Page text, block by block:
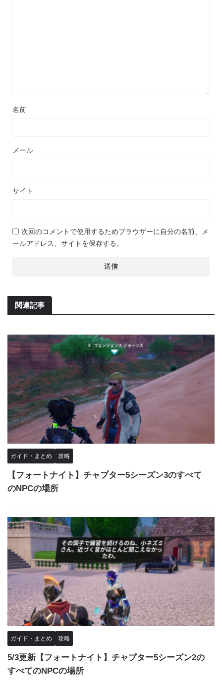
名前
メール
サイト
次回のコメントで使用するためブラウザーに自分の名前、メ
ールアドレス、サイトを保存する。
関連記事
ガイド・まとめ 攻略
【フォートナイト】チャプター5シーズン3のすべて
のNPCの場所
ガイド・まとめ 攻略
5/3更新【フォートナイト】チャプター5シーズン2の
すべてのNPCの場所